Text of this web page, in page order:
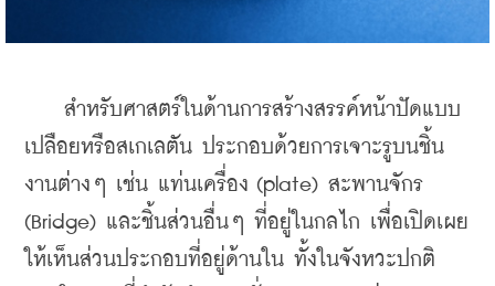
สำหรับศาสตร์ในด้านการสร้างสรรค์หน้าปัดแบบ
เปลือยหรือสเกเลตัน ประกอบด้วยการเจาะรูบนชิ้น
งานต่างๆ เช่น แท่นเครื่อง (plate) สะพานจักร
(Bridge) และชิ้นส่วนอื่นๆ ที่อยู่ในกลไก เพื่อเปิดเผย
ให้เห็นส่วนประกอบที่อยู่ด้านใน ทั้งในจังหวะปกติ